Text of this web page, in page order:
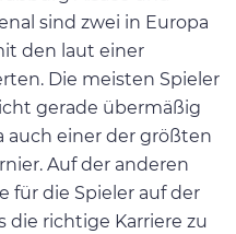
sind zwei in Europa
den laut einer
Die meisten Spieler
gerade übermäßig
auch einer der größten
Auf der anderen
für die Spieler auf der
die richtige Karriere zu